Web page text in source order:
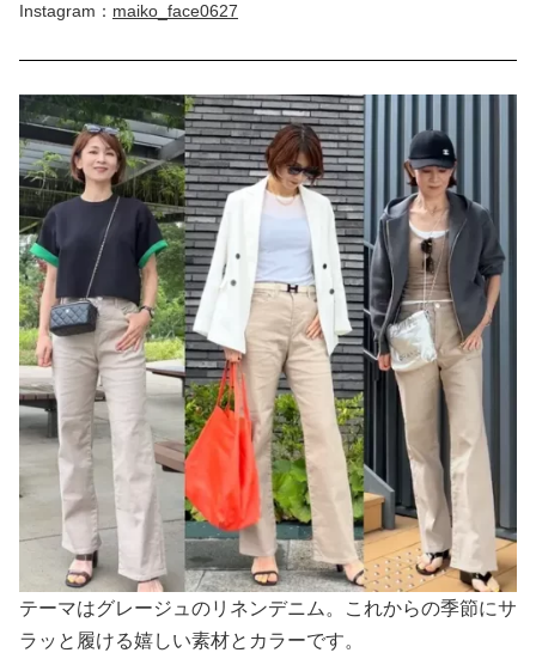
Instagram： maiko_face0627
テーマはグレージュのリネンデニム。これからの季節にサ
ラッと履ける嬉しい素材とカラーです。